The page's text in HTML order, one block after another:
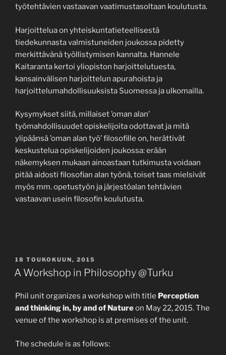
työtehtävien vastaavan vaatimustasoltaan koulutusta.
Harjoittelua on yhteiskuntatieteellisestä
tiedekunnasta valmistuneiden joukossa pidetty
merkittävänä työllistymisen kannalta. Hannele
Kaitaranta kertoi yliopiston harjoittelutuesta,
kansainvälisen harjoittelun apurahoista ja
harjoittelumahdollisuuksista Suomessa ja ulkomailla.
Kysymykset siitä, millaiset ’oman alan’
työmahdollisuudet opiskelijoita odottavat ja mitä
ylipäänsä ’oman alan työ’ filosofille on, herättivät
keskustelua opiskelijoiden joukossa: erään
näkemyksen mukaan ainoastaan tutkimusta voidaan
pitää aidosti filosofian alan työnä, toiset taas mielsivät
myös mm. opetustyön ja järjestöalan tehtävien
vastaavan usein filosofin koulutusta.
JULKAISTU
18 TOUKOKUUN, 2015
A Workshop in Philosophy @Turku
Phil unit organizes a workshop with title Perception
and thinking in, by and of Natureon May 22, 2015. The
venue of the workshop is at premises of the unit.
The schedule is as follows: